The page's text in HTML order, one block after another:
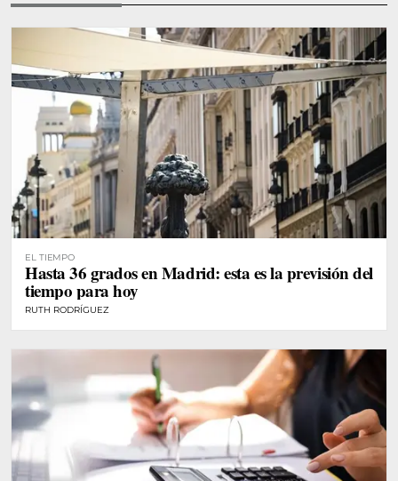
EL TIEMPO
Hasta 36 grados en Madrid: esta es la previsión del
tiempo para hoy
RUTH RODRÍGUEZ